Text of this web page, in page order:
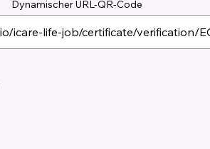
Dynamischer URL-QR-Code